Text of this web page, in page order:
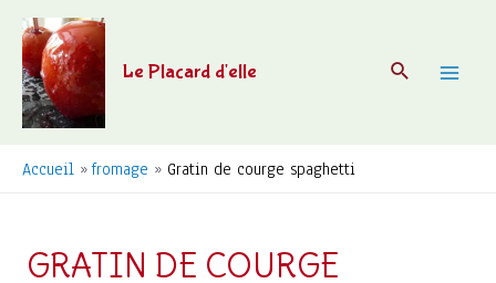
Aller
contenu
Le Placard d'elle
Accueil fromage Gratin de courge spaghetti
GRATIN DE COURGE